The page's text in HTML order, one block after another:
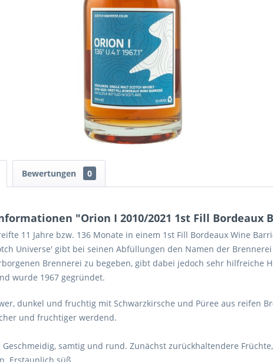
Bewertungen 0
"Orion I 2010/2021 1st Fill Bordeaux
11 Jahre bzw. 136 Monate in einem 1st Fill Bordeaux Wine
Universe' gibt bei seinen Abfüllungen den Namen der
Brennerei zu begeben, gibt dabei jedoch sehr hilfreiche
wurde 1967 gegründet.
dunkel und fruchtig mit Schwarzkirsche und Püree aus reifen
und fruchtiger werdend.
Geschmeidig, samtig und rund. Zunächst zurückhaltendere